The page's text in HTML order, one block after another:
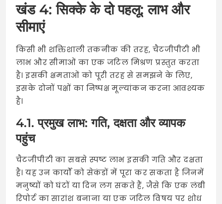
खंड 4: सिक्के के दो पहलू: लाभ और
सीमाएं
किसी भी शक्तिशाली तकनीक की तरह, चैटजीपीटी भी
लाभ और सीमाओं का एक जटिल मिश्रण प्रस्तुत करता
है। इसकी क्षमताओं को पूरी तरह से समझने के लिए,
इसके दोनों पक्षों का निष्पक्ष मूल्यांकन करना आवश्यक
है।
4.1. प्रमुख लाभ: गति, दक्षता और व्यापक
पहुंच
चैटजीपीटी का सबसे स्पष्ट लाभ इसकी गति और दक्षता
है। यह उन कार्यों को सेकंडों में पूरा कर सकता है जिनमें
मनुष्यों को घंटों या दिन लग सकते हैं, जैसे कि एक लंबी
रिपोर्ट का सारांश बनाना या एक जटिल विषय पर शोध